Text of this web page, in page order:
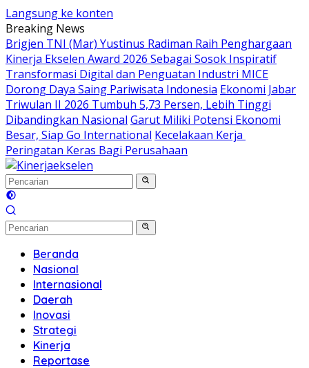
Langsung ke konten
Breaking News
Brigjen TNI (Mar) Yustinus Radiman Raih Penghargaan
Kinerja Ekselen Award 2026 Sebagai Sosok Inspiratif
Transformasi Digital dan Penguatan Industri MICE
Dorong Daya Saing Pariwisata Indonesia Ekonomi Jabar
Triwulan II 2026 Tumbuh 5,73 Persen, Lebih Tinggi
Dibandingkan Nasional Garut Miliki Potensi Ekonomi
Besar, Siap Go International Kecelakaan Kerja
Peringatan Keras Bagi Perusahaan
Beranda
Nasional
Internasional
Daerah
Inovasi
Strategi
Kinerja
Reportase